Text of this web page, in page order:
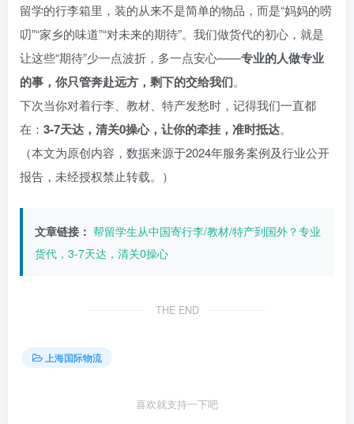
留学的行李箱里，装的从来不是简单的物品，而是“妈妈的唠
叨”“家乡的味道”“对未来的期待”。我们做货代的初心，就是
让这些“期待”少一点波折，多一点安心——专业的人做专业
的事，你只管奔赴远方，剩下的交给我们。
下次当你对着行李、教材、特产发愁时，记得我们一直都
在： 3-7天达，清关0操心，让你的牵挂，准时抵达。
（本文为原创内容，数据来源于2024年服务案例及行业公开
报告，未经授权禁止转载。）
文章链接： 帮留学生从中国寄行李/教材/特产到国外？专业
货代，3-7天达，清关0操心
THE END
上海国际物流
喜欢就支持一下吧